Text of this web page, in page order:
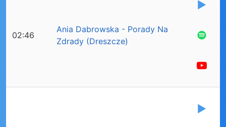
02:46
Ania Dabrowska - Porady Na
Zdrady (Dreszcze)